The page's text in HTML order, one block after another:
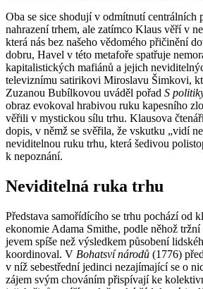
Oba se sice shodují v odmítnutí centrálních
nahrazení trhem, ale zatímco Klaus věří v
která nás bez našeho vědomého přičinění
dobru, Havel v této metafoře spatřuje
kapitalistických mafiánů a jejich
televiznímu satirikovi Miroslavu Šimkovi,
Zuzanou Bubílkovou uváděl pořad S
obraz evokoval hrabivou ruku kapesního
věřili v mystickou sílu trhu. Klausova
dopis, v němž se svěřila, že vskutku „vidí
neviditelnou ruku trhu, která šedivou
k nepoznání.
Neviditelná ruka trhu
Představa samořídícího se trhu pochází od
ekonomie Adama Smithe, podle něhož
jevem spíše než výsledkem působení
koordinoval. V Bohatsví národů (1776)
v níž sebestřední jedinci nezajímající se o
zájem svým chováním přispívají ke